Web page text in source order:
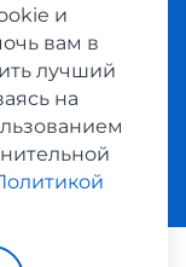
товаров
и
вам в
лучший
на